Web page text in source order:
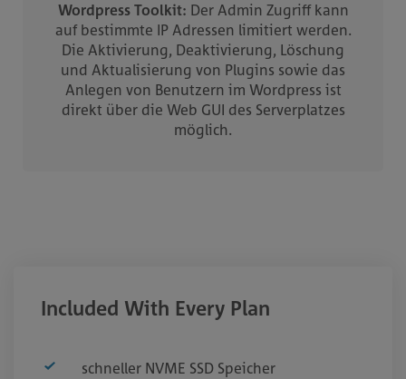
Wordpress Toolkit: Der Admin Zugriff kann
auf bestimmte IP Adressen limitiert werden.
Die Aktivierung, Deaktivierung, Löschung
und Aktualisierung von Plugins sowie das
Anlegen von Benutzern im Wordpress ist
direkt über die Web GUI des Serverplatzes
möglich.
Included With Every Plan
schneller NVME SSD Speicher